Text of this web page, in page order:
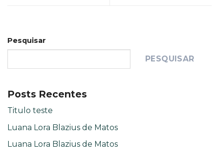
Pesquisar
PESQUISAR
Posts Recentes
Titulo teste
Luana Lora Blazius de Matos
Luana Lora Blazius de Matos